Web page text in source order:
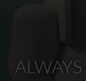
ALWAYS